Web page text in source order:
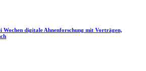
Wochen digitale Ahnenforschung mit Vorträgen,